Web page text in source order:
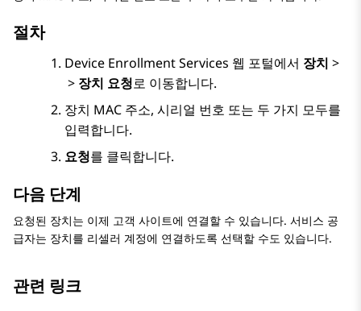
절차
Device Enrollment Services 웹 포털에서 장치 >
> 장치 요청로 이동합니다.
장치 MAC 주소, 시리얼 번호 또는 두 가지 모두를
입력합니다.
요청를 클릭합니다.
다음 단계
요청된 장치는 이제 고객 사이트에 연결할 수 있습니다. 서비스 공
급자는 장치를 리셀러 계정에 연결하도록 선택할 수도 있습니다.
관련 링크